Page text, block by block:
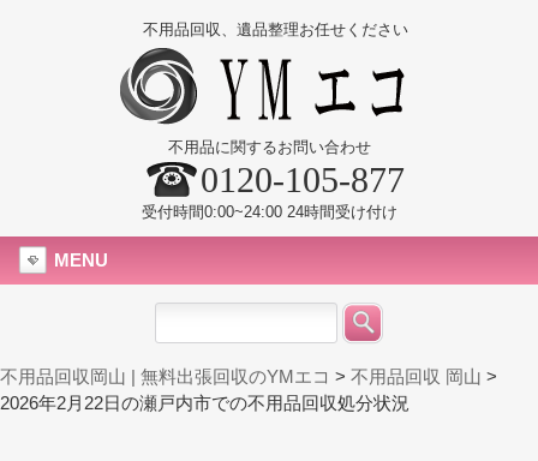
不用品回収、遺品整理お任せください
不用品に関するお問い合わせ
0120-105-877
受付時間0:00~24:00 24時間受け付け
MENU
不用品回収岡山 | 無料出張回収のYMエコ > 不用品回収 岡山 >
2026年2月22日の瀬戸内市での不用品回収処分状況